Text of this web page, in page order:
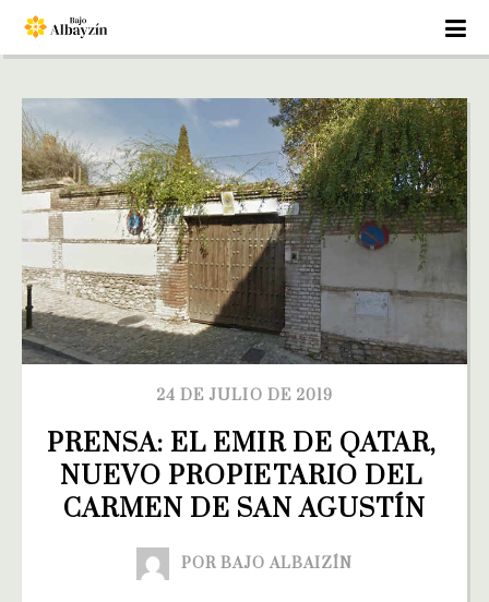
24 DE JULIO DE 2019
PRENSA: EL EMIR DE QATAR,
NUEVO PROPIETARIO DEL
CARMEN DE SAN AGUSTÍN
POR BAJO ALBAIZÍN